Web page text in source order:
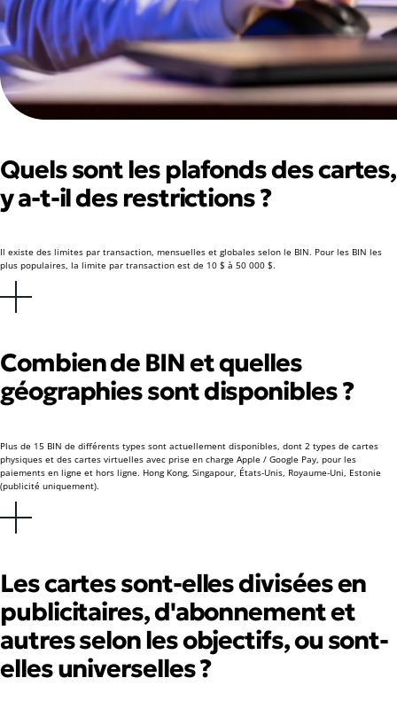
Quels sont les plafonds des cartes,
y a-t-il des restrictions ?
Il existe des limites par transaction, mensuelles et globales selon le BIN. Pour les BIN les
plus populaires, la limite par transaction est de 10 $ à 50 000 $.
Combien de BIN et quelles
géographies sont disponibles ?
Plus de 15 BIN de différents types sont actuellement disponibles, dont 2 types de cartes
physiques et des cartes virtuelles avec prise en charge Apple / Google Pay, pour les
paiements en ligne et hors ligne. Hong Kong, Singapour, États-Unis, Royaume-Uni, Estonie
(publicité uniquement).
Les cartes sont-elles divisées en
publicitaires, d'abonnement et
autres selon les objectifs, ou sont-
elles universelles ?